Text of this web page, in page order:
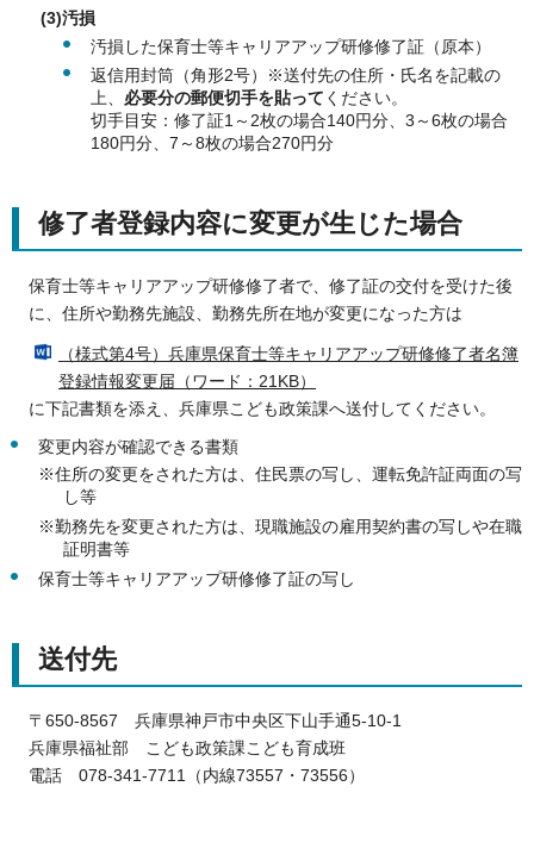
(3)汚損
汚損した保育士等キャリアアップ研修修了証（原本）
返信用封筒（角形2号）※送付先の住所・氏名を記載の
上、 必要分の郵便切手を貼って ください。
切手目安：修了証1～2枚の場合140円分、3～6枚の場合
180円分、7～8枚の場合270円分
修了者登録内容に変更が生じた場合
保育士等キャリアアップ研修修了者で、修了証の交付を受けた後
に、住所や勤務先施設、勤務先所在地が変更になった方は
（様式第4号）兵庫県保育士等キャリアアップ研修修了者名簿
登録情報変更届（ワード：21KB）
に下記書類を添え、兵庫県こども政策課へ送付してください。
変更内容が確認できる書類
※住所の変更をされた方は、住民票の写し、運転免許証両面の写
し等
※勤務先を変更された方は、現職施設の雇用契約書の写しや在職
証明書等
保育士等キャリアアップ研修修了証の写し
送付先
〒650-8567 兵庫県神戸市中央区下山手通5-10-1
兵庫県福祉部 こども政策課こども育成班
電話 078-341-7711（内線73557・73556）